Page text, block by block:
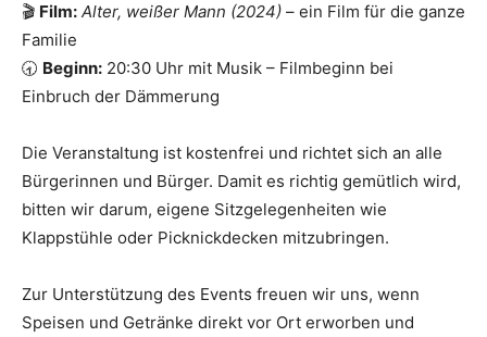
🎬 Film: Alter, weißer Mann (2024) – ein Film für die ganze
Familie
🕣 Beginn: 20:30 Uhr mit Musik – Filmbeginn bei
Einbruch der Dämmerung
Die Veranstaltung ist kostenfrei und richtet sich an alle
Bürgerinnen und Bürger. Damit es richtig gemütlich wird,
bitten wir darum, eigene Sitzgelegenheiten wie
Klappstühle oder Picknickdecken mitzubringen.
Zur Unterstützung des Events freuen wir uns, wenn
Speisen und Getränke direkt vor Ort erworben und